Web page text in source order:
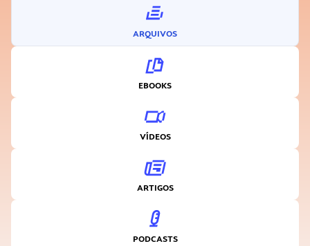
ARQUIVOS
EBOOKS
VÍDEOS
ARTIGOS
PODCASTS